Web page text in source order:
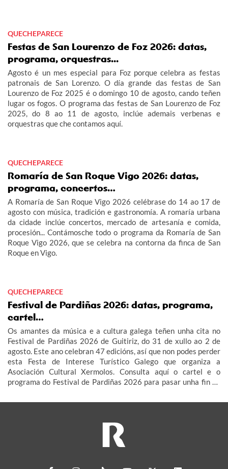
QUECHEPARECE
Festas de San Lourenzo de Foz 2026: datas,
programa, orquestras...
Agosto é un mes especial para Foz porque celebra as festas
patronais de San Lorenzo. O día grande das festas de San
Lourenzo de Foz 2025 é o domingo 10 de agosto, cando teñen
lugar os fogos. O programa das festas de San Lourenzo de Foz
2025, do 8 ao 11 de agosto, inclúe ademais verbenas e
orquestras que che contamos aquí.
QUECHEPARECE
Romaría de San Roque Vigo 2026: datas,
programa, concertos…
A Romaría de San Roque Vigo 2026 celébrase do 14 ao 17 de
agosto con música, tradición e gastronomía. A romaría urbana
da cidade inclúe concertos, mercado de artesanía e comida,
procesión... Contámosche todo o programa da Romaría de San
Roque Vigo 2026, que se celebra na contorna da finca de San
Roque en Vigo.
QUECHEPARECE
Festival de Pardiñas 2026: datas, programa,
cartel…
Os amantes da música e a cultura galega teñen unha cita no
Festival de Pardiñas 2026 de Guitiriz, do 31 de xullo ao 2 de
agosto. Este ano celebran 47 edicións, así que non podes perder
esta Festa de Interese Turístico Galego que organiza a
Asociación Cultural Xermolos. Consulta aquí o cartel e o
programa do Festival de Pardiñas 2026 para pasar unha fin de